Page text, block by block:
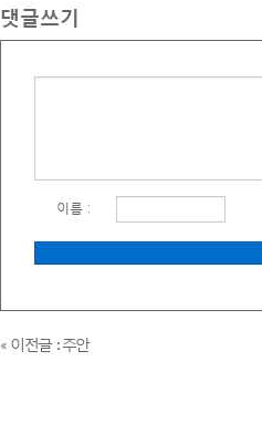
치매보험비교사이트
아파트화재보험
주택화재보험
상가화재보험
댓글쓰기
이름 :
« 이전글 : 주안